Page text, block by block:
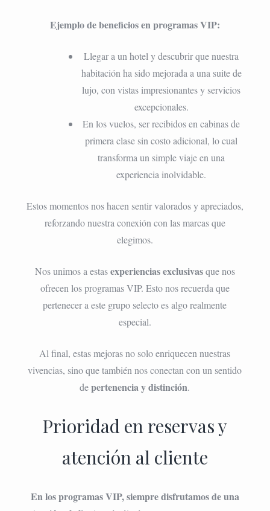
Ejemplo de beneficios en programas VIP:
Llegar a un hotel y descubrir que nuestra
habitación ha sido mejorada a una suite de
lujo, con vistas impresionantes y servicios
excepcionales.
En los vuelos, ser recibidos en cabinas de
primera clase sin costo adicional, lo cual
transforma un simple viaje en una
experiencia inolvidable.
Estos momentos nos hacen sentir valorados y apreciados,
reforzando nuestra conexión con las marcas que
elegimos.
Nos unimos a estasexperiencias exclusivasque nos
ofrecen los programas VIP. Esto nos recuerda que
pertenecer a este grupo selecto es algo realmente
especial.
Al final, estas mejoras no solo enriquecen nuestras
vivencias, sino que también nos conectan con un sentido
depertenencia y distinción.
Prioridad en reservas y
atención al cliente
En los programas VIP, siempre disfrutamos de una